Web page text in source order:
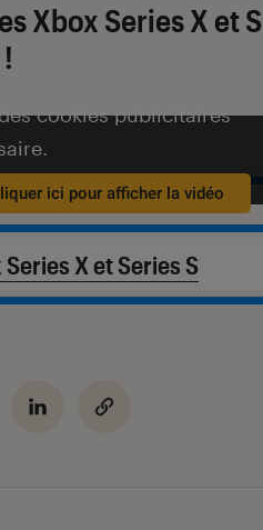
Xbox Series X et S
cookies publicitaires
ici pour afficher la vidéo
X et Series S